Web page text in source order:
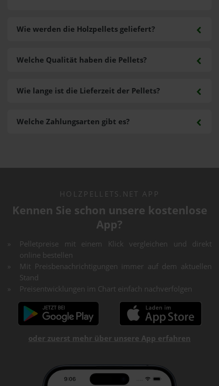
Wie werden die Holzpellets geliefert?
Welche Zahlungsarten gibt es?
Welche Qualität haben die Pellets?
Wie lange ist die Lieferzeit der Pellets?
HOLZPELLETS.NET APP
Kennen Sie schon unsere kostenlose
App?
Pelletpreise mit einem Klick vergleichen und direkt
online bestellen
Mit Preisbenachrichtigungen immer auf dem aktuellen
Stand
Preisentwicklungen im Chart einfach nachverfolgen
oder zuerst mehr über unsere App erfahren